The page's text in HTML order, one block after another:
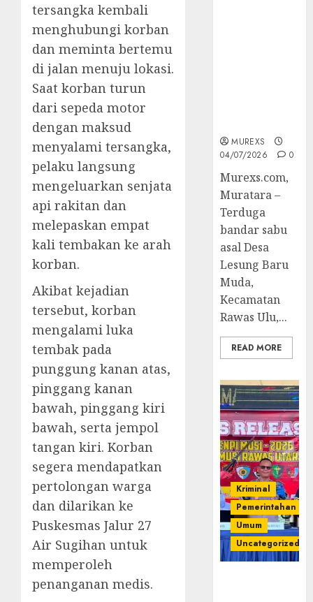
tersangka kembali
menghubungi korban
dan meminta bertemu
di jalan menuju lokasi.
Saat korban turun
dari sepeda motor
dengan maksud
menyalami tersangka,
pelaku langsung
mengeluarkan senjata
api rakitan dan
melepaskan empat
kali tembakan ke arah
korban.
Akibat kejadian
tersebut, korban
mengalami luka
tembak pada
punggung kanan atas,
pinggang kanan
bawah, pinggang kiri
bawah, serta jempol
tangan kiri. Korban
segera mendapatkan
pertolongan warga
dan dilarikan ke
Puskesmas Jalur 27
Air Sugihan untuk
memperoleh
penanganan medis.
MUREXS
04/07/2026
0
Murexs.com,
Muratara –
Terduga
bandar sabu
asal Desa
Lesung Baru
Muda,
Kecamatan
Rawas Ulu,...
READ MORE
Kriminal
Pemerintahan
Umum
Uncategorized